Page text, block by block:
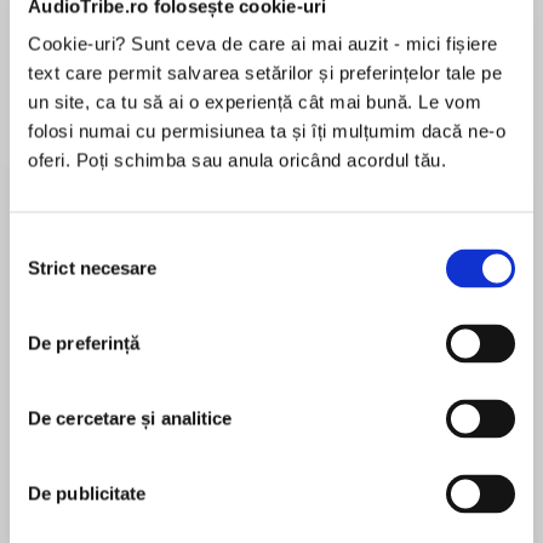
AudioTribe.ro folosește cookie-uri
Cookie-uri? Sunt ceva de care ai mai auzit - mici fișiere
text care permit salvarea setărilor și preferințelor tale pe
un site, ca tu să ai o experiență cât mai bună. Le vom
folosi numai cu permisiunea ta și îți mulțumim dacă ne-o
oferi. Poți schimba sau anula oricând acordul tău.
consimțământului
Strict necesare
De preferință
De cercetare și analitice
De publicitate
Desprecarte
One little lie was all it took . . .
The brand new novel from the global bestselling
Peyton Marcus is the woman New York wakes
up to, anchor of the most-watched morning
show in the city. With a husband who adores her
pentru această carte
Lauren Weisberger este autoarea romanelor